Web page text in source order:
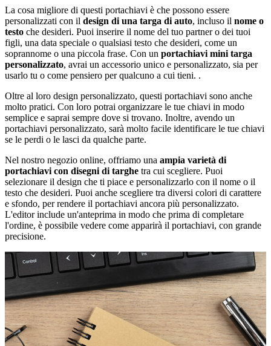
La cosa migliore di questi portachiavi è che possono essere
personalizzati con il design di una targa di auto, incluso il nome o
testo che desideri. Puoi inserire il nome del tuo partner o dei tuoi
figli, una data speciale o qualsiasi testo che desideri, come un
soprannome o una piccola frase. Con un portachiavi mini targa
personalizzato, avrai un accessorio unico e personalizzato, sia per
usarlo tu o come pensiero per qualcuno a cui tieni. .
Oltre al loro design personalizzato, questi portachiavi sono anche
molto pratici. Con loro potrai organizzare le tue chiavi in modo
semplice e saprai sempre dove si trovano. Inoltre, avendo un
portachiavi personalizzato, sarà molto facile identificare le tue chiavi
se le perdi o le lasci da qualche parte.
Nel nostro negozio online, offriamo una ampia varietà di
portachiavi con disegni di targhe tra cui scegliere. Puoi
selezionare il design che ti piace e personalizzarlo con il nome o il
testo che desideri. Puoi anche scegliere tra diversi colori di carattere
e sfondo, per rendere il portachiavi ancora più personalizzato.
L'editor include un'anteprima in modo che prima di completare
l'ordine, è possibile vedere come apparirà il portachiavi, con grande
precisione.